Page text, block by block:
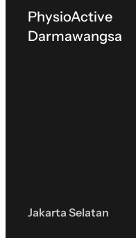
PhysioActive
Darmawangsa
Jakarta Selatan